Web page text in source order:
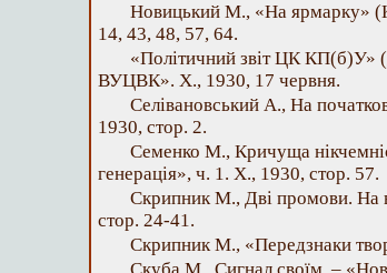
Новицький М., «На ярмарку»
14, 43, 48, 57, 64.
«Політичний звіт ЦК КП(б)У»
ВУЦВК». X., 1930, 17 червня.
Селівановський А., На
1930, стор. 2.
Семенко М., Кричуща
генерація», ч. 1. X., 1930, стор. 57.
Скрипник М., Дві промови. На
стор. 24-41.
Скрипник М., «Передзнаки